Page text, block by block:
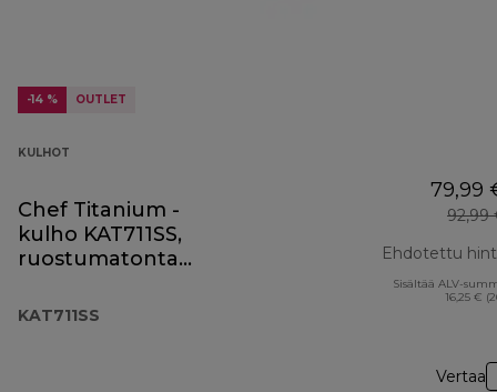
-14 % OUTLET
KULHOT
Chef Titanium -
kulho KAT711SS,
ruostumatonta
KAT711SS
79,99
92,99
Ehdotettu
Sisältää ALV-
16,25 €
Vertaa